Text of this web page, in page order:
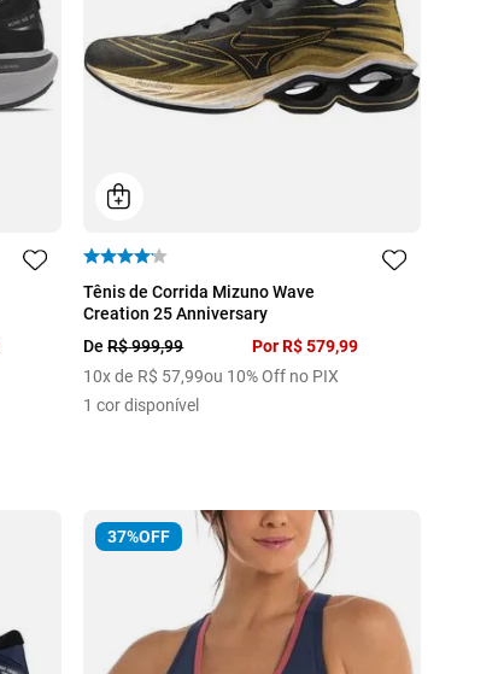
34
Tênis de Corrida Mizuno Wave
Creation 25 Anniversary
DeR$999,99 PorR$ 579,99
10x de R$ 57,99ou 10% Off no PIX
1 cor disponível
37%OFF